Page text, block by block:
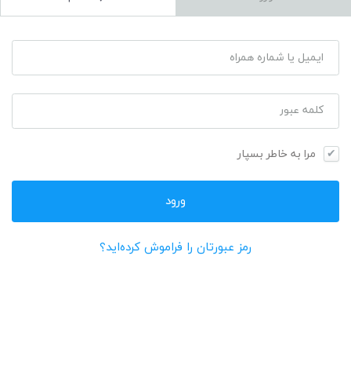
ایمیل یا شماره همراه
کلمه عبور
مرا به خاطر بسپار
رمز عبورتان را فراموش کرده‌اید؟